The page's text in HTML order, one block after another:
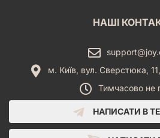
НАШІ
м. Київ, вул. Сверстюка,
Тимчасово не
НАПИСАТИ В